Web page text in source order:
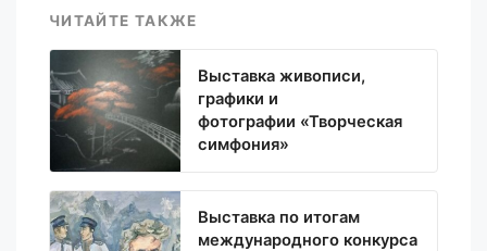
ЧИТАЙТЕ ТАКЖЕ
Выставка живописи,
графики и
фотографии «Творческая
симфония»
Выставка по итогам
международного конкурса